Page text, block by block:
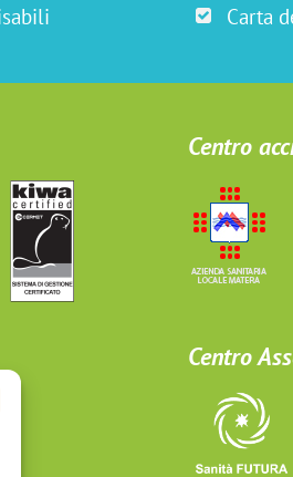
Carta
Centro
Centro